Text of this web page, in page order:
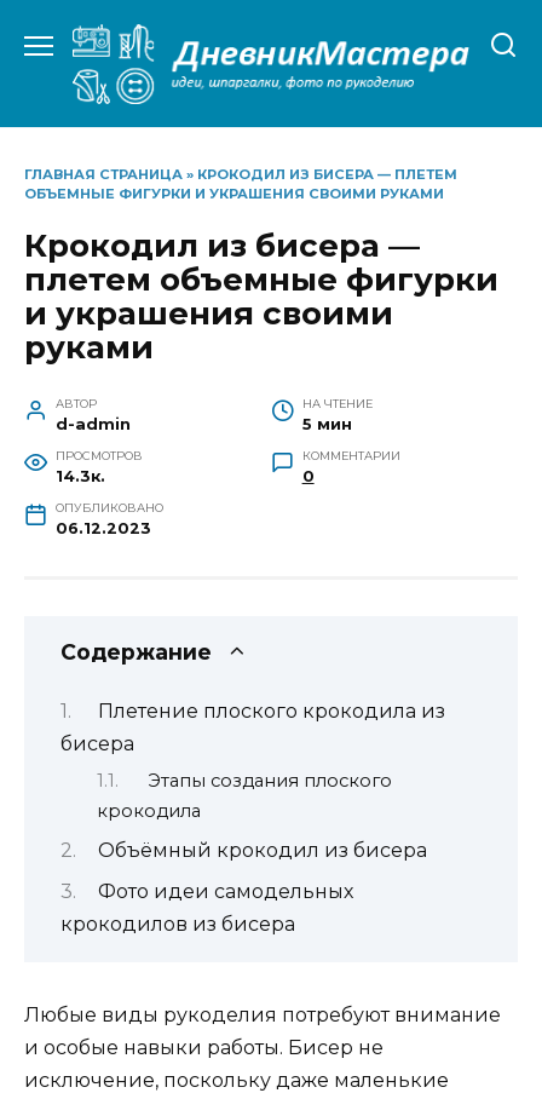
содержанию
ГЛАВНАЯ СТРАНИЦА » КРОКОДИЛ ИЗ БИСЕРА — ПЛЕТЕМ
ОБЪЕМНЫЕ ФИГУРКИ И УКРАШЕНИЯ СВОИМИ РУКАМИ
Крокодил из бисера —
плетем объемные фигурки
и украшения своими
руками
АВТОР
d-admin
НА ЧТЕНИЕ
5 мин
ПРОСМОТРОВ
14.3к.
КОММЕНТАРИИ
0
ОПУБЛИКОВАНО
06.12.2023
Содержание
Плетение плоского крокодила из
бисера
Этапы создания плоского
крокодила
Объёмный крокодил из бисера
Фото идеи самодельных
крокодилов из бисера
Любые виды рукоделия потребуют внимание
и особые навыки работы. Бисер не
исключение, поскольку даже маленькие